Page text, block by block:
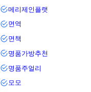
메리제인플랫
면역
면책
명품가방추천
명품주얼리
모모